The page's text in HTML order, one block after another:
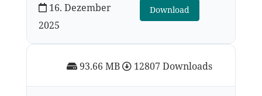
16. Dezember
2025
Download
93.66 MB 12807 Downloads